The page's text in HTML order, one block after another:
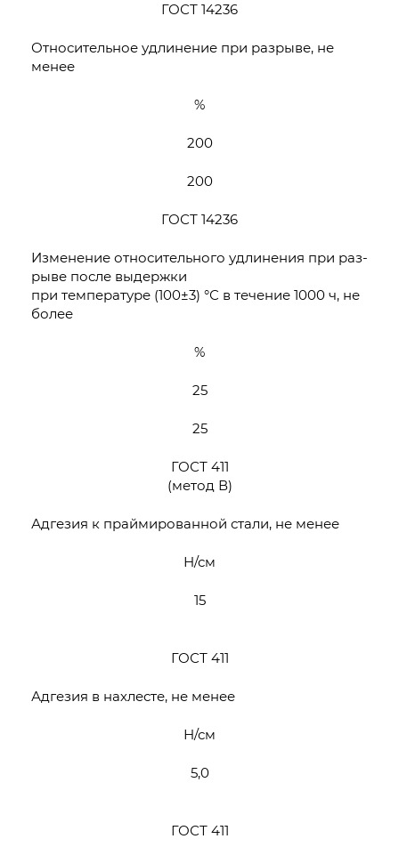
ГОСТ 14236
Относительное удлинение при разрыве, не
менее
%
200
200
ГОСТ 14236
Изменение относительного удлинения при раз-
рыве после выдержки
при температуре (100±3) °С в течение 1000 ч, не
более
%
25
25
ГОСТ 411
(метод В)
Адгезия к праймированной стали, не менее
Н/см
15
ГОСТ 411
Адгезия в нахлесте, не менее
Н/см
5,0
ГОСТ 411